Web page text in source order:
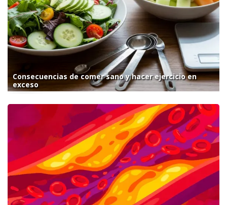
Consecuencias de comer sano y hacer ejercicio en
exceso